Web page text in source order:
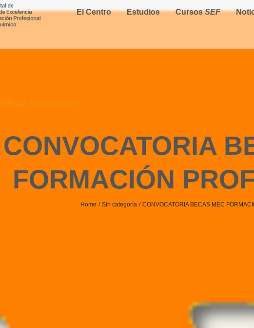
El Centro Estudios CursosSEF
CONVOCATORIA
FORMACIÓN
Home Sin categoría CONVOCATORIA BECAS MEC